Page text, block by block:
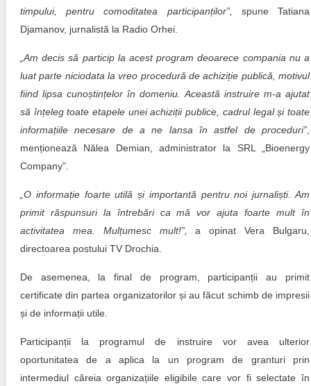
timpului, pentru comoditatea participanților”,
spune Tatiana
Djamanov, jurnalistă la Radio Orhei.
Am decis să particip la acest program deoarece compania nu a
luat parte niciodata la vreo procedură de achiziție publică, motivul
fiind lipsa cunoștințelor în domeniu. Această instruire m-a ajutat
să înțeleg toate etapele unei achiziții publice, cadrul legal și toate
informațiile necesare de a ne lansa în astfel de proceduri”,
menționează Nălea Demian, administrator la SRL „Bioenergy
Company”.
„O informație foarte utilă și importantă pentru noi jurnaliști. Am
primit răspunsuri la întrebări ca mă vor ajuta foarte mult în
activitatea mea. Mulțumesc mult!”,
a opinat Vera Bulgaru,
directoarea postului TV Drochia.
De asemenea, la final de program, participanții au primit
certificate din partea organizatorilor și au făcut schimb de impresii
și de informații utile.
Participanții la programul de instruire vor avea ulterior
oportunitatea de a aplica la un program de granturi prin
intermediul căreia organizațiile eligibile care vor fi selectate în